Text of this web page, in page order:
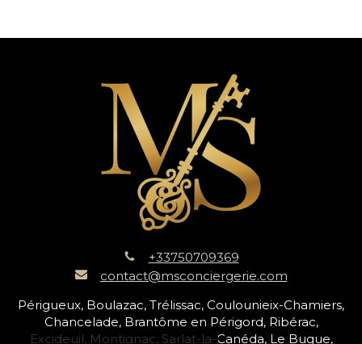
+33750709369
contact@msconciergerie.com
Périgueux, Boulazac, Trélissac, Coulounieix-Chamiers,
Chancelade, Brantôme en Périgord, Ribérac,
Excideuil, Montignac, Sarlat-la-Canéda, Le Bugue,